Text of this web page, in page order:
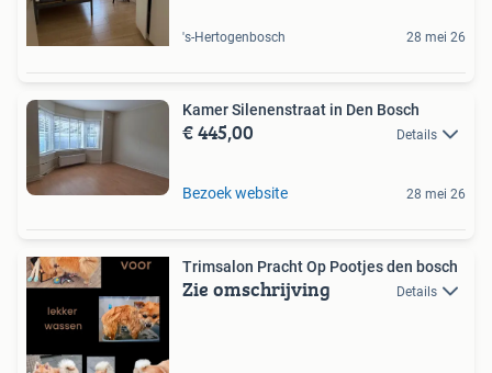
's-Hertogenbosch 28 mei 26
Kamer Silenenstraat in Den Bosch
€ 445,00 Details
Bezoek website 28 mei 26
Trimsalon Pracht Op Pootjes den bosch
Zie omschrijving Details